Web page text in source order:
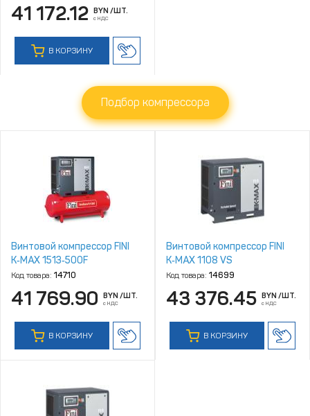
41 172.12 BYN /ШТ.
с НДС
В КОРЗИНУ
Подбор компрессора
Винтовой компрессор FINI
K‑MAX 1513‑500F
Код товара: 14710
41 769.90 BYN /ШТ.
с НДС
В КОРЗИНУ
Винтовой компрессор FINI
K‑MAX 1108 VS
Код товара: 14699
43 376.45 BYN /ШТ.
с НДС
В КОРЗИНУ